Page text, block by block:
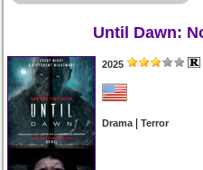
Until Dawn:
2025
Drama|Terror